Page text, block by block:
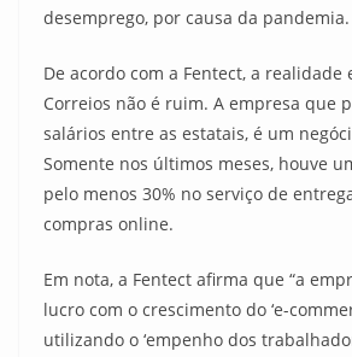
desemprego, por causa da pandemia.
De acordo com a Fentect, a realidade
Correios não é ruim. A empresa que
salários entre as estatais, é um
Somente nos últimos meses, houve
pelo menos 30% no serviço de
compras online.
Em nota, a Fentect afirma que “a
lucro com o crescimento do ‘e-
utilizando o ‘empenho dos